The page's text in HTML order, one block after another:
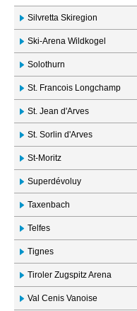
Silvretta Skiregion
Ski-Arena Wildkogel
Solothurn
St. Francois Longchamp
St. Jean d'Arves
St. Sorlin d'Arves
St-Moritz
Superdévoluy
Taxenbach
Telfes
Tignes
Tiroler Zugspitz Arena
Val Cenis Vanoise